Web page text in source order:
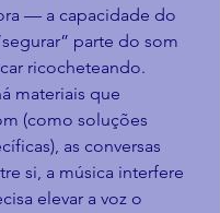
— a capacidade do
parte do som
ricocheteando.
materiais que
(como soluções
as conversas
si, a música interfere
elevar a voz o